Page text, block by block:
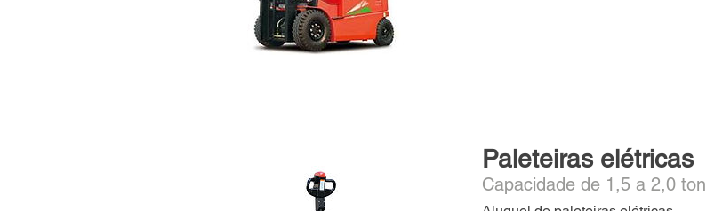
Paleteiras elétricas
Capacidade de 1,5 a 2,0 ton